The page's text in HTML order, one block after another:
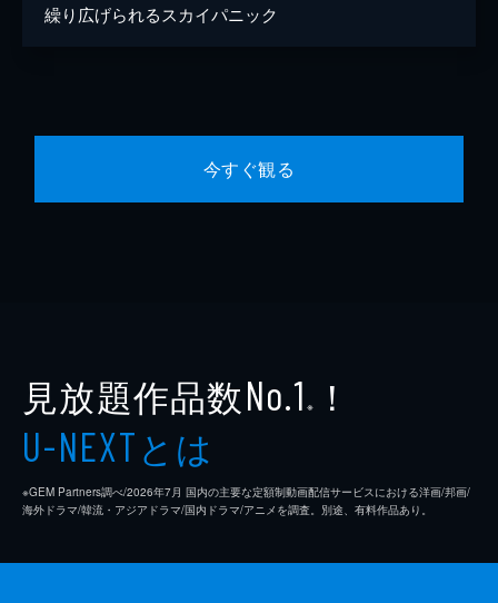
繰り広げられるスカイパニック
今すぐ観る
見放題作品数No.1 ※ ！
U-NEXTとは
※GEM Partners調べ/2026年7⽉ 国内の主要な定額制動画配信サービスにおける洋画/邦画/
海外ドラマ/韓流・アジアドラマ/国内ドラマ/アニメを調査。別途、有料作品あり。